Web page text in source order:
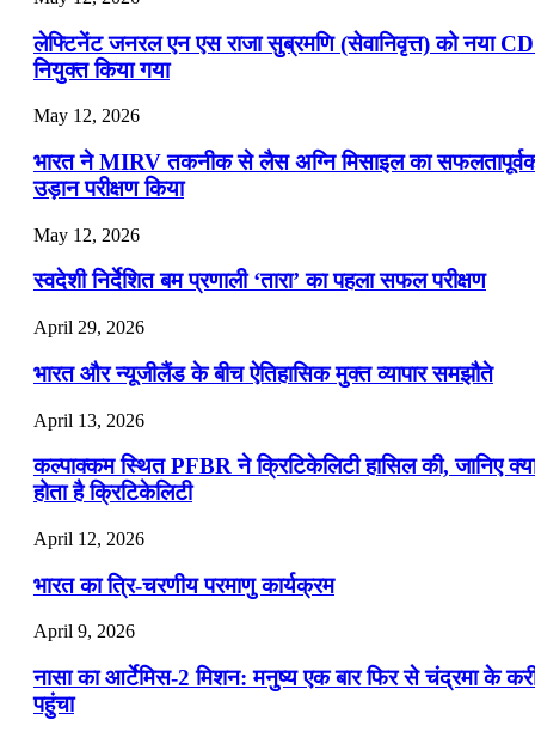
लेफ्टिनेंट जनरल एन एस राजा सुब्रमणि (सेवानिवृत्त) को नया
नियुक्त किया गया
May 12, 2026
भारत ने MIRV तकनीक से लैस अग्नि मिसाइल का
उड़ान परीक्षण किया
May 12, 2026
स्वदेशी निर्देशित बम प्रणाली ‘तारा’ का पहला सफल परीक्षण
April 29, 2026
भारत और न्यूजीलैंड के बीच ऐतिहासिक मुक्त व्यापार समझौते
April 13, 2026
कल्पाक्कम स्थित PFBR ने क्रिटिकेलिटी हासिल की, जानिए
होता है क्रिटिकेलिटी
April 12, 2026
भारत का त्रि-चरणीय परमाणु कार्यक्रम
April 9, 2026
नासा का आर्टेमिस-2 मिशन: मनुष्य एक बार फिर से चंद्रमा के
पहुंचा